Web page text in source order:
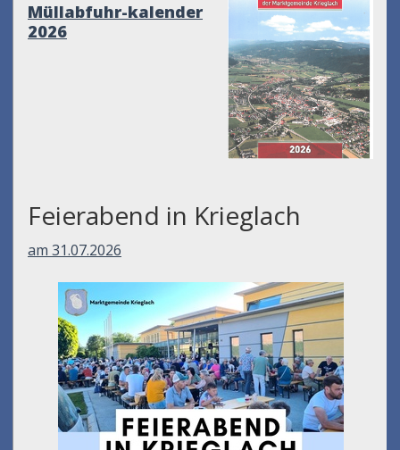
Müllabfuhr-kalender
2026
Feierabend in Krieglach
am 31.07.2026